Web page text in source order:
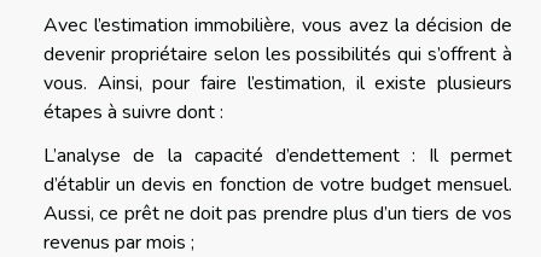
Avec l’estimation immobilière, vous avez la décision de
devenir propriétaire selon les possibilités qui s’offrent à
vous. Ainsi, pour faire l’estimation, il existe plusieurs
étapes à suivre dont :
L’analyse de la capacité d’endettement : Il permet
d’établir un devis en fonction de votre budget mensuel.
Aussi, ce prêt ne doit pas prendre plus d’un tiers de vos
revenus par mois ;